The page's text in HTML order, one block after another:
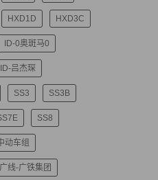
HXD1D HXD3C
ID-0奥斑马0
ID-吕杰琛
SS3 SS3B
SS8
动车组
线-广铁集团